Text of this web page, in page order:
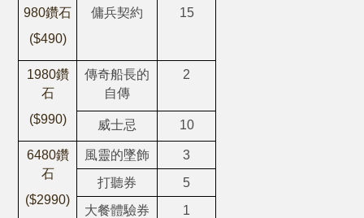
980鑽石
($490)
傭兵契約 15
1980鑽
石
($990)
傳奇船長的
自傳
2
威士忌 10
6480鑽
石
($2990)
風靈的墜飾
3
打聽券
5
大餐體驗券
1